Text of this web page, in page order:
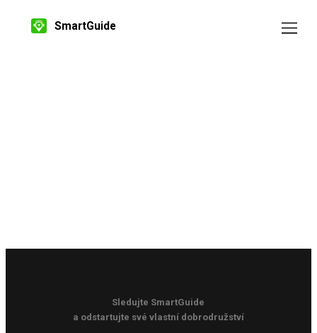
SmartGuide
Sledujte SmartGuide
a odstartujte své vlastní dobrodružství